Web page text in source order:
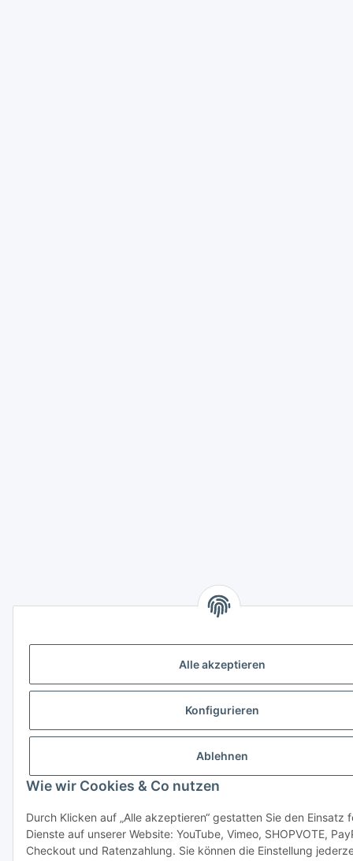
Alle akzeptieren
Konfigurieren
Ablehnen
Wie wir Cookies & Co nutzen
Durch Klicken auf „Alle akzeptieren“ gestatten Sie den Einsatz
Dienste auf unserer Website: YouTube, Vimeo, SHOPVOTE,
Checkout und Ratenzahlung. Sie können die Einstellung